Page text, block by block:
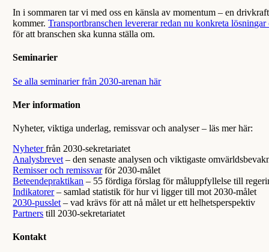
In i sommaren tar vi med oss en känsla av momentum – en
kommer.Transportbranschen levererar redan nu konkreta
för att branschen ska kunna ställa om.
Seminarier
Se alla seminarier från 2030-arenan här
Mer information
Nyheter, viktiga underlag, remissvar och analyser – läs mer här:
Nyheterfrån 2030-sekretariatet
Analysbrevet – den senaste analysen och viktigaste
Remisser och remissvarför 2030-målet
Beteendepraktikan – 55 fördiga förslag för måluppfyllelse till
Indikatorer– samlad statistik för hur vi ligger till mot 2030-målet
2030-pusslet – vad krävs för att nå målet ur ett helhetsperspektiv
Partners till 2030-sekretariatet
Kontakt